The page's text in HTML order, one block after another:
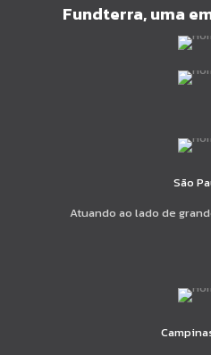
Fundterra, uma
São
Atuando ao lado de